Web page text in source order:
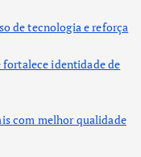
de tecnologia e reforça
fortalece identidade de
com melhor qualidade